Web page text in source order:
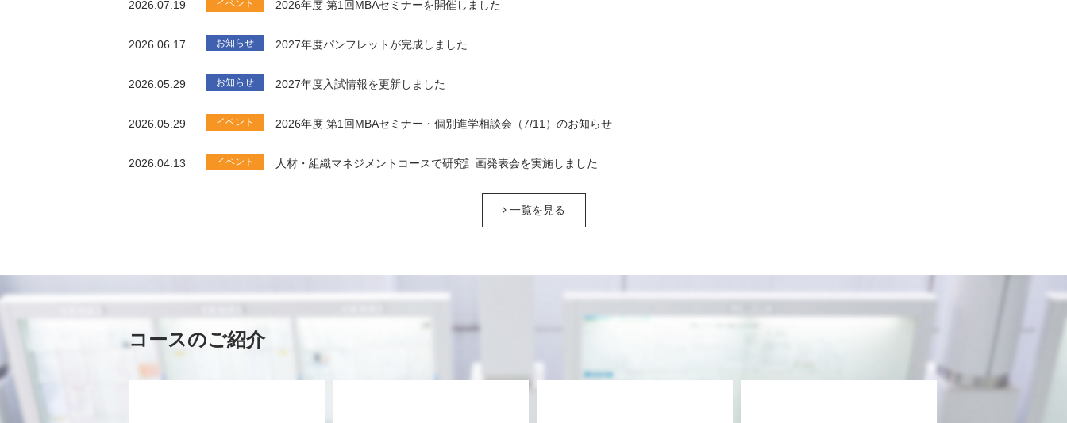
2026.07.19 イベント 2026年度 第1回MBAセミナーを開催しました
2026.06.17 お知らせ 2027年度パンフレットが完成しました
2026.05.29 お知らせ 2027年度入試情報を更新しました
2026.05.29 イベント 2026年度 第1回MBAセミナー・個別進学相談会（7/11）のお知らせ
2026.04.13 イベント 人材・組織マネジメントコースで研究計画発表会を実施しました
一覧を見る
コースのご紹介